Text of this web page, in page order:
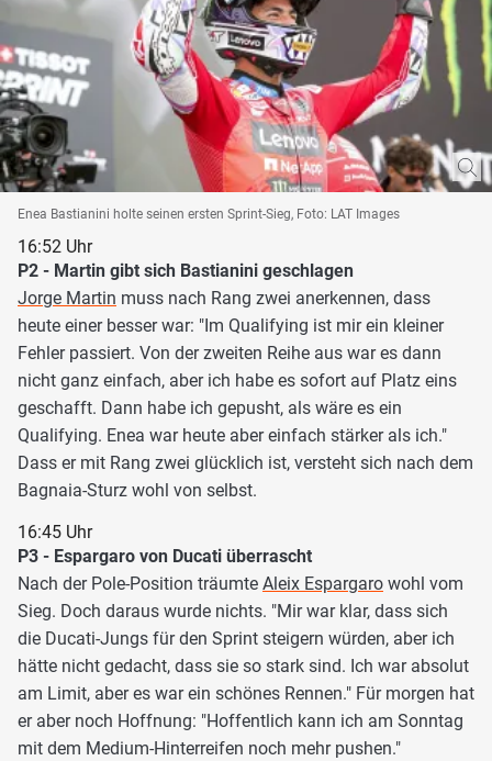
Enea Bastianini holte seinen ersten Sprint-Sieg, Foto: LAT Images
16:52 Uhr
P2 - Martin gibt sich Bastianini geschlagen
Jorge Martin muss nach Rang zwei anerkennen, dass
heute einer besser war: "Im Qualifying ist mir ein kleiner
Fehler passiert. Von der zweiten Reihe aus war es dann
nicht ganz einfach, aber ich habe es sofort auf Platz eins
geschafft. Dann habe ich gepusht, als wäre es ein
Qualifying. Enea war heute aber einfach stärker als ich."
Dass er mit Rang zwei glücklich ist, versteht sich nach dem
Bagnaia-Sturz wohl von selbst.
16:45 Uhr
P3 - Espargaro von Ducati überrascht
Nach der Pole-Position träumte Aleix Espargaro wohl vom
Sieg. Doch daraus wurde nichts. "Mir war klar, dass sich
die Ducati-Jungs für den Sprint steigern würden, aber ich
hätte nicht gedacht, dass sie so stark sind. Ich war absolut
am Limit, aber es war ein schönes Rennen." Für morgen hat
er aber noch Hoffnung: "Hoffentlich kann ich am Sonntag
mit dem Medium-Hinterreifen noch mehr pushen."